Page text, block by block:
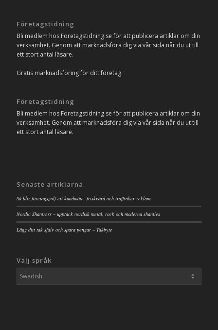
Företagstidning
Bli medlem hos Företagstidning.se för att publicera artiklar om din
verksamhet. Genom att marknadsföra dig via vår sida når du ut till
ett stort antal läsare.
Gratis marknadsföring för ditt företag.
Företagstidning
Bli medlem hos Företagstidning.se för att publicera artiklar om din
verksamhet. Genom att marknadsföra dig via vår sida når du ut till
ett stort antal läsare.
Senaste artiklarna
Så blir företagsgolf ett kundmöte, friskvård och träffsäker reklam
Nordic Shantress – upptäck nordisk metal, rock och moderna shanties
Lägg ditt tak själv och spara pengar – Takbyte
Välj språk